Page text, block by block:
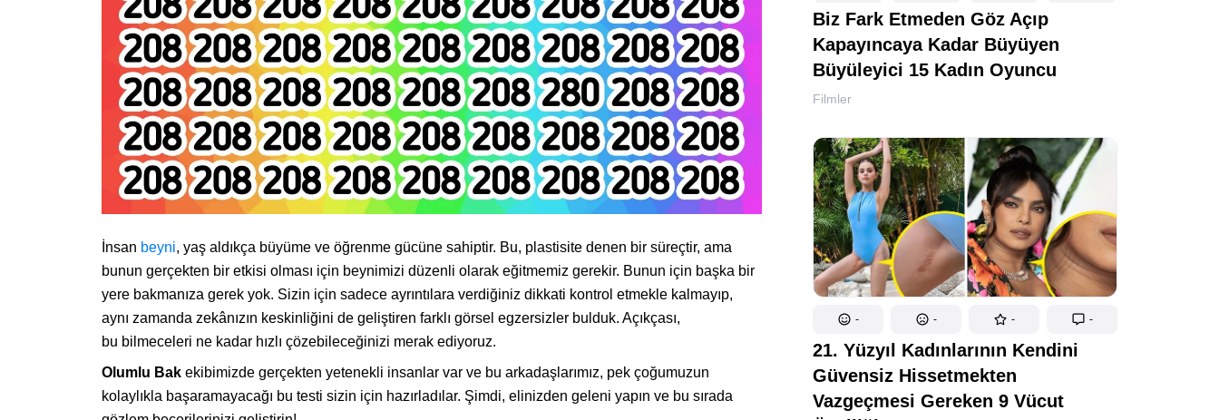
Biz Fark Etmeden Göz Açıp
Kapayıncaya Kadar Büyüyen
Büyüleyici 15 Kadın Oyuncu
Filmler
- - - -
21. Yüzyıl Kadınlarının Kendini
Güvensiz Hissetmekten
Vazgeçmesi Gereken 9 Vücut
İnsan beyni, yaş aldıkça büyüme ve öğrenme gücüne sahiptir. Bu, plastisite denen bir süreçtir, ama
bunun gerçekten bir etkisi olması için beynimizi düzenli olarak eğitmemiz gerekir. Bunun için başka bir
yere bakmanıza gerek yok. Sizin için sadece ayrıntılara verdiğiniz dikkati kontrol etmekle kalmayıp,
aynı zamanda zekânızın keskinliğini de geliştiren farklı görsel egzersizler bulduk. Açıkçası,
bu bilmeceleri ne kadar hızlı çözebileceğinizi merak ediyoruz.
Olumlu Bak ekibimizde gerçekten yetenekli insanlar var ve bu arkadaşlarımız, pek çoğumuzun
kolaylıkla başaramayacağı bu testi sizin için hazırladılar. Şimdi, elinizden geleni yapın ve bu sırada